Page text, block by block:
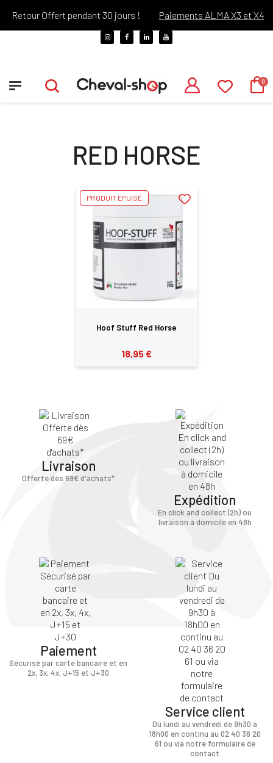
Retour Offert pendant 30 jours ! Paiements ALMA X3 et X4
RED HORSE
Hoof Stuff Red Horse
18,95 €
PRODUIT ÉPUISÉ
Livraison
Offerte dès 69€ d'achats*
Expédition
En click and collect (2h) ou
livraison à domicile en 48h
Paiement
Sécurisé par carte bancaire et en
2x, 3x, 4x, J+15 et J+30
Service client
Du lundi au vendredi de 9h30 à
18h00 en continu au 02 40 36 20
61 ou via notre formulaire de
contact
Vous devez être connecté pour enregistrer des